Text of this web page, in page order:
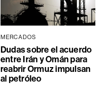
MERCADOS
Dudas sobre el acuerdo
entre Irán y Omán para
reabrir Ormuz impulsan
al petróleo